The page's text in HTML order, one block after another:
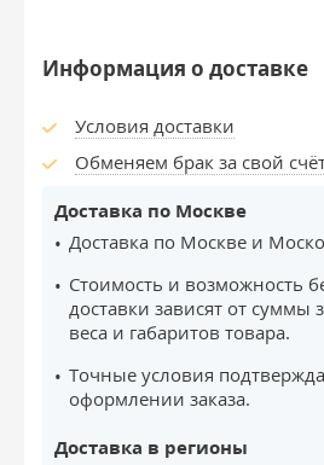
Информация о доставке
Условия доставки
Обменяем брак за свой
Доставка по Москве
Доставка по Москве и
Стоимость и возможность
доставки зависят от суммы
веса и габаритов товара.
Точные условия
оформлении заказа.
Доставка в регионы